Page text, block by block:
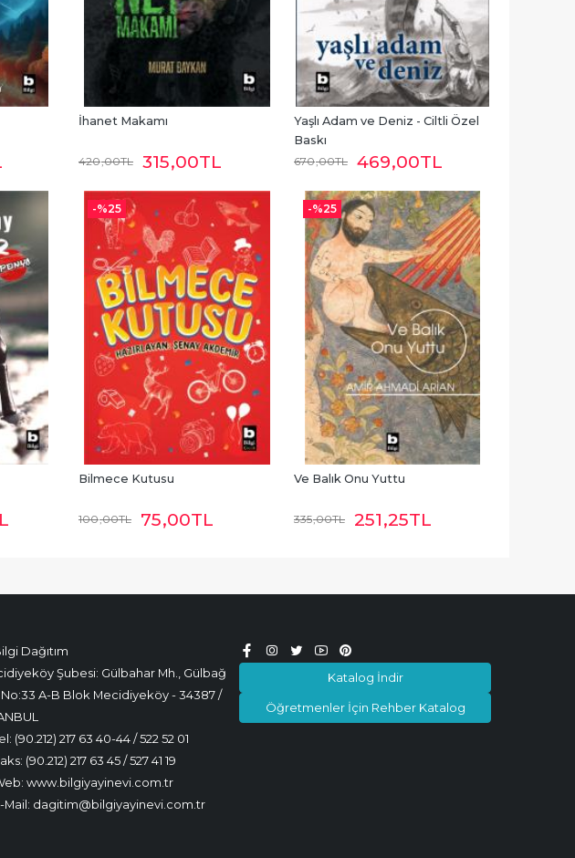
İhanet Makamı
420,00TL 315,00TL
Yaşlı Adam ve Deniz - Ciltli Özel
Baskı
670,00TL 469,00TL
-%25
Bilmece Kutusu
100,00TL 75,00TL
-%25
Ve Balık Onu Yuttu
335,00TL 251,25TL
Dağıtım
Şubesi: Gülbahar Mh., Gülbağ
No:33 A-B Blok Mecidiyeköy - 34387 /
(90.212) 217 63 40-44 / 522 52 01
(90.212) 217 63 45 / 527 41 19
www.bilgiyayinevi.com.tr
Mail: dagitim@bilgiyayinevi.com.tr
Katalog İndir
Öğretmenler İçin Rehber Katalog